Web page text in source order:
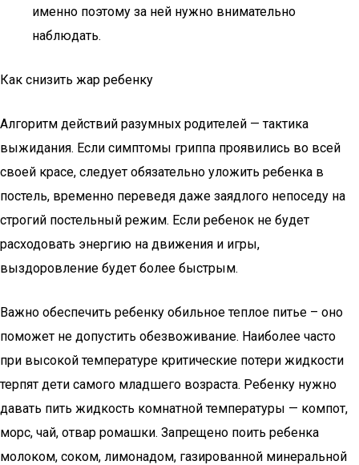
именно поэтому за ней нужно внимательно
наблюдать.
Как снизить жар ребенку
Алгоритм действий разумных родителей — тактика
выжидания. Если симптомы гриппа проявились во всей
своей красе, следует обязательно уложить ребенка в
постель, временно переведя даже заядлого непоседу на
строгий постельный режим. Если ребенок не будет
расходовать энергию на движения и игры,
выздоровление будет более быстрым.
Важно обеспечить ребенку обильное теплое питье – оно
поможет не допустить обезвоживание. Наиболее часто
при высокой температуре критические потери жидкости
терпят дети самого младшего возраста. Ребенку нужно
давать пить жидкость комнатной температуры — компот,
морс, чай, отвар ромашки. Запрещено поить ребенка
молоком, соком, лимонадом, газированной минеральной